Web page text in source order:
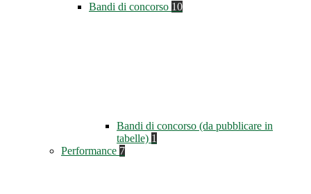
Bandi di concorso 10
Bandi di concorso (da pubblicare in
tabelle) 1
Performance 7